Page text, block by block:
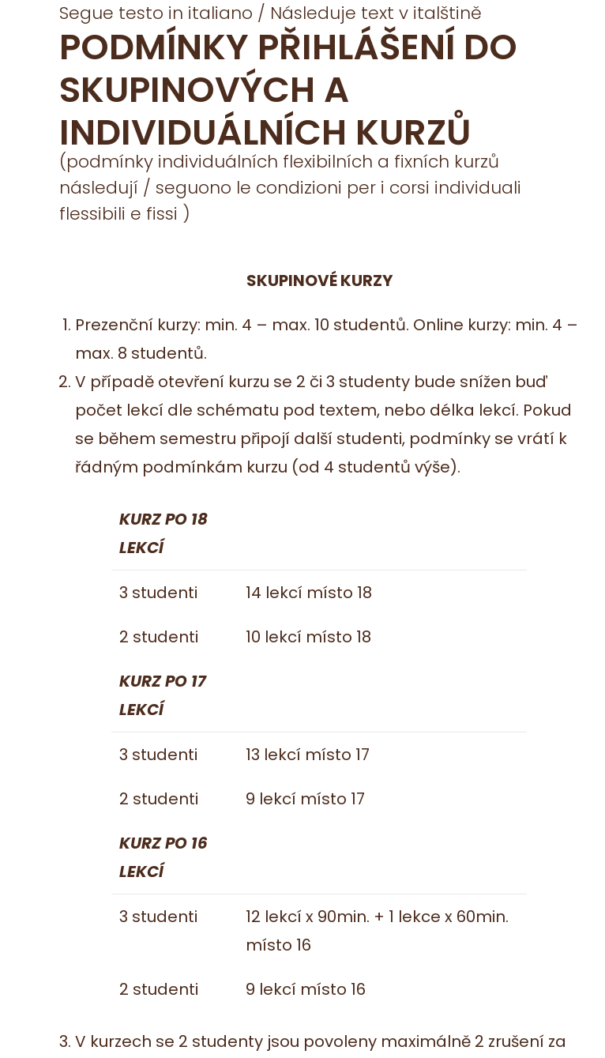
Segue testo in italiano / Následuje text v italštině
PODMÍNKY PŘIHLÁŠENÍ DO
SKUPINOVÝCH A
INDIVIDUÁLNÍCH KURZŮ
(podmínky individuálních flexibilních a fixních kurzů
následují / seguono le condizioni per i corsi individuali
flessibili e fissi )
SKUPINOVÉ KURZY
Prezenční kurzy: min. 4 – max. 10 studentů. Online kurzy: min. 4 –
max. 8 studentů.
V případě otevření kurzu se 2 či 3 studenty bude snížen buď
počet lekcí dle schématu pod textem, nebo délka lekcí. Pokud
se během semestru připojí další studenti, podmínky se vrátí k
řádným podmínkám kurzu (od 4 studentů výše).
KURZ PO 18
LEKCÍ
3 studenti
14 lekcí místo 18
2 studenti
10 lekcí místo 18
KURZ PO 17
LEKCÍ
3 studenti
13 lekcí místo 17
2 studenti
9 lekcí místo 17
KURZ PO 16
LEKCÍ
3 studenti
12 lekcí x 90min. + 1 lekce x 60min.
místo 16
2 studenti
9 lekcí místo 16
3. V kurzech se 2 studenty jsou povoleny maximálně 2 zrušení za